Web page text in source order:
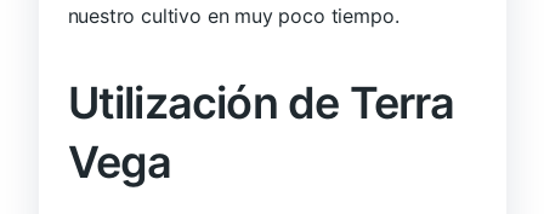
nuestro cultivo en muy poco tiempo.
Utilización de Terra
Vega